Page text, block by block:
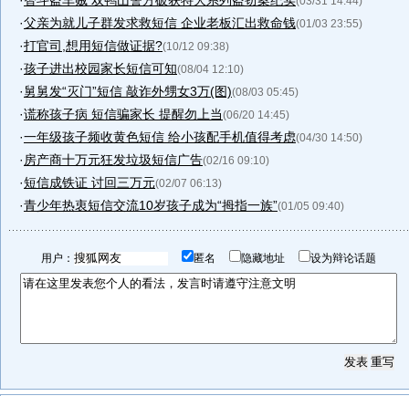
·父亲为就儿子群发求救短信 企业老板汇出救命钱(01/03 23:55)
·打官司,想用短信做证据?(10/12 09:38)
·孩子进出校园家长短信可知(08/04 12:10)
·舅舅发“灭门”短信 敲诈外甥女3万(图)(08/03 05:45)
·谎称孩子病 短信骗家长 提醒勿上当(06/20 14:45)
·一年级孩子频收黄色短信 给小孩配手机值得考虑(04/30 14:50)
· 房产商十万元狂发垃圾短信广告(02/16 09:10)
·短信成铁证 讨回三万元(02/07 06:13)
·青少年热衷短信交流10岁孩子成为“拇指一族”(01/05 09:40)
用户： 匿名 隐藏地址 设为辩论话题